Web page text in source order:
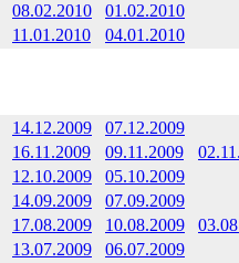
08.02.2010
01.02.2010
11.01.2010 04.01.2010
14.12.2009
07.12.2009
16.11.2009 09.11.2009
12.10.2009
05.10.2009
14.09.2009
07.09.2009
17.08.2009 10.08.2009
13.07.2009
06.07.2009